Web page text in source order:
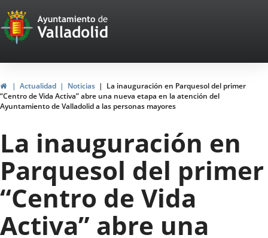
Portal
Web
del
Ayuntamiento
de
Valladolid
InicioActualidad Noticias
La inauguración en Parquesol del primer
“Centro de Vida Activa” abre una nueva etapa en la atención del
Ayuntamiento de Valladolid a las personas mayores
La inauguración en
Parquesol del primer
“Centro de Vida
Activa” abre una